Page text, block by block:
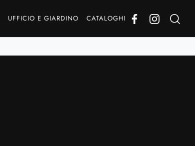
UFFICIO E GIARDINO CATALOGHI